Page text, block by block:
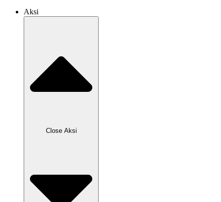
Aksi
Close Aksi